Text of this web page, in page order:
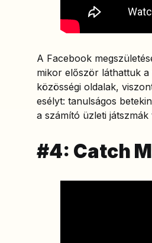
A Facebook
mikor először láthattuk a
közösségi oldalak,
esélyt: tanulságos
a számító üzleti játszmák
#4: Catch